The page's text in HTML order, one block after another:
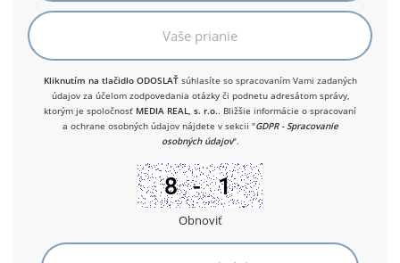
Kliknutím na tlačidlo ODOSLAŤsúhlasíte so spracovaním Vami zadaných
údajov za účelom zodpovedania otázky či podnetu adresátom správy,
ktorým je spoločnosť MEDIA REAL, s. r.o.. Bližšie informácie o spracovaní
a ochrane osobných údajov nájdete v sekcii "GDPR - Spracovanie
osobných údajov".
Obnoviť